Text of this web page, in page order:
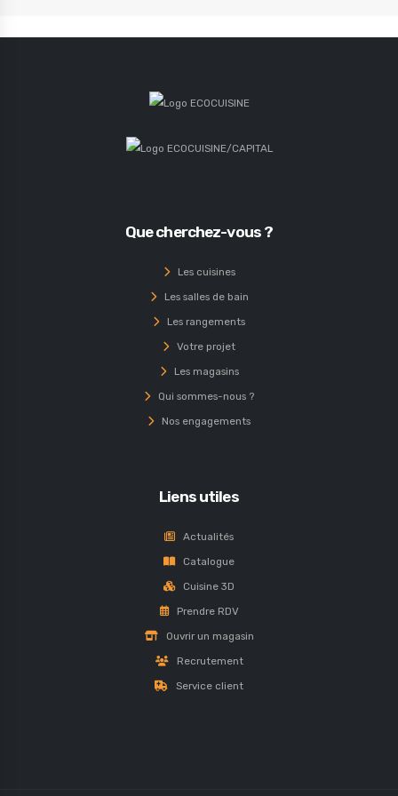
Que cherchez-vous ?
Les cuisines
Les salles de bain
Les rangements
Votre projet
Les magasins
Qui sommes-nous ?
Nos engagements
Liens utiles
Actualités
Catalogue
Cuisine 3D
Prendre RDV
Ouvrir un magasin
Recrutement
Service client